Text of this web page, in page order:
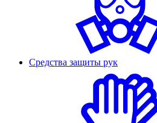
Средства защиты рук